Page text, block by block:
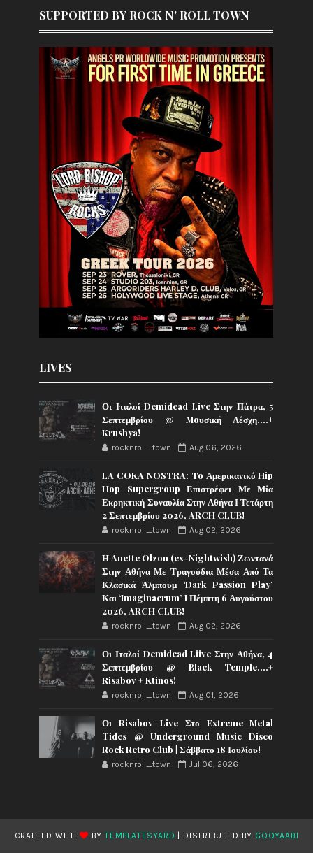
SUPPORTED BY ROCK N' ROLL TOWN
LIVES
Οι Ιταλοί Demidead Live Στην Πάτρα, 5
Σεπτεμβρίου @ Moυσική Λέσχη….+
Krushya!
rocknroll_town Aug 06, 2026
LA COKA NOSTRA: To Αμερικανικό Hip
Hop Supergroup Επιστρέφει Με Μία
Εκρηκτική Συναυλία Στην Αθήνα Ι Τετάρτη
2 Σεπτεμβρίου 2026, ARCH CLUB!
rocknroll_town Aug 02, 2026
Η Anette Olzon (ex-Nightwish) Ζωντανά
Στην Αθήνα Με Τραγούδια Μέσα Από Τα
Κλασικά Άλμπουμ ‘Dark Passion Play’
Και ‘Imaginaerum’ I Πέμπτη 6 Αυγούστου
2026, ARCH CLUB!
rocknroll_town Aug 02, 2026
Οι Ιταλοί Demidead Liive Στην Αθήνα, 4
Σεπτεμβρίου @ Black Temple….+
Risabov + Ktinos!
rocknroll_town Aug 01, 2026
Οι Risabov Live Στο Extreme Metal
Tides @ Underground Music Disco
Rock Retro Club | Σάββατο 18 Ιουλίου!
rocknroll_town Jul 06, 2026
CRAFTED WITH BYTEMPLATESYARD | DISTRIBUTED BY GOOYAABI